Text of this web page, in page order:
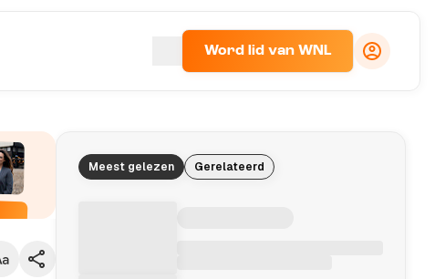
Word lid van WNL
Meest gelezen Gerelateerd